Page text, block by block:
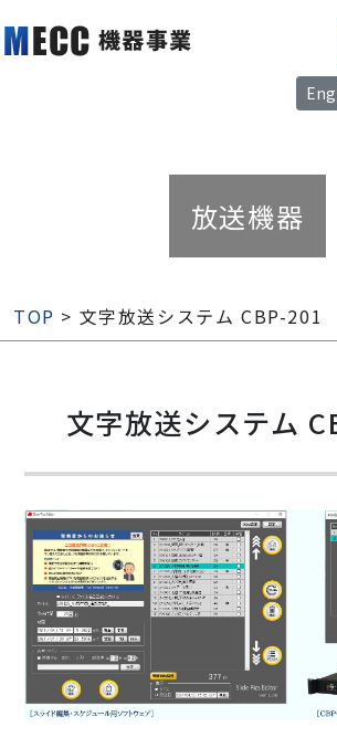
放送機器
TOP > 文字放送システム CBP-201
文字放送システム